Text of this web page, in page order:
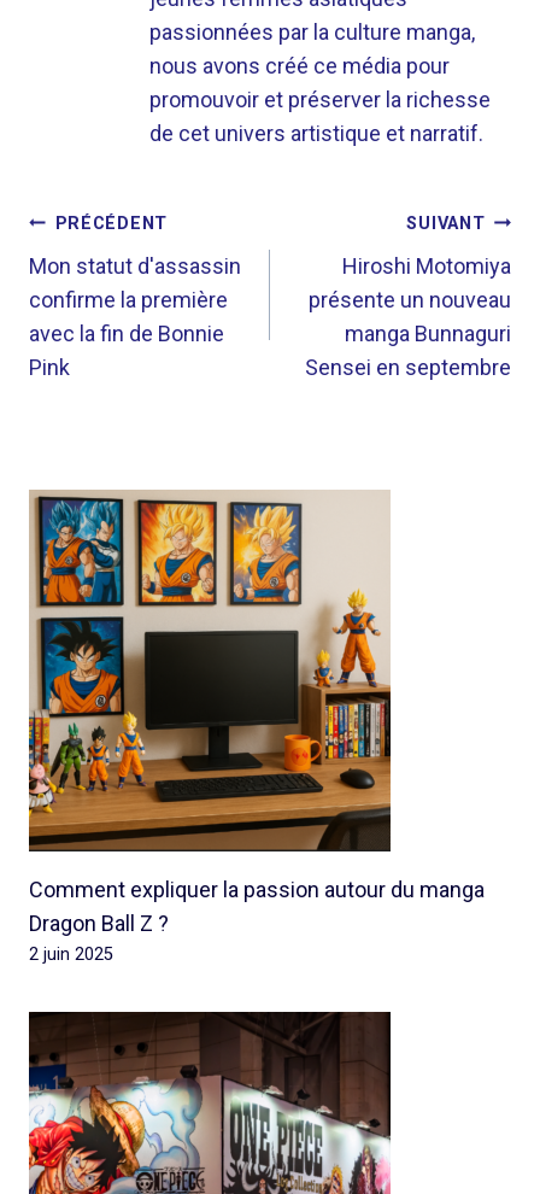
passionnées par la culture manga,
nous avons créé ce média pour
promouvoir et préserver la richesse
de cet univers artistique et narratif.
NAVIGATION
DE
L’ARTICLE
PRÉCÉDENT
Mon statut d'assassin
confirme la première
avec la fin de Bonnie
Pink
SUIVANT
Hiroshi Motomiya
présente un nouveau
manga Bunnaguri
Sensei en septembre
Comment expliquer la passion autour du manga
Dragon Ball Z ?
2 juin 2025